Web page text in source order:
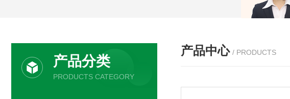
产品中心 / PRODUCTS
产品分类
PRODUCTS CATEGORY